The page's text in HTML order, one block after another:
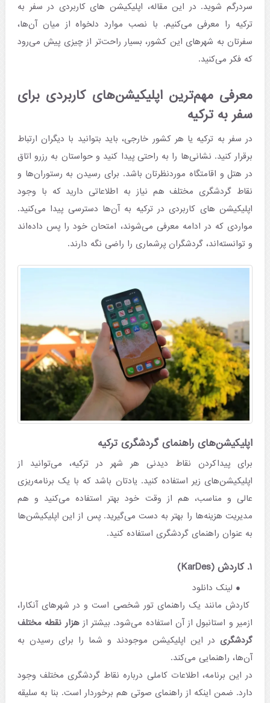
سردرگم شوید. در این مقاله، اپلیکیشن های کاربردی در سفر به
ترکیه را معرفی می‌کنیم. با نصب موارد دلخواه از میان آن‌ها،
سفرتان به شهرهای این کشور، بسیار راحت‌تر از چیزی پیش می‌رود
که فکر می‌کنید.
معرفی مهم‌ترین اپلیکیشن‌های کاربردی برای
سفر به ترکیه
در سفر به ترکیه یا هر کشور خارجی، باید بتوانید با دیگران ارتباط
برقرار کنید. نشانی‌ها را به‌ راحتی پیدا کنید و حواستان به رزرو اتاق
در هتل و اقامتگاه موردنظرتان باشد. برای رسیدن به رستوران‌ها و
نقاط گردشگری مختلف هم نیاز به اطلاعاتی دارید که با وجود
اپلیکیشن های کاربردی در ترکیه به آن‌ها دسترسی پیدا می‌کنید.
مواردی که در ادامه معرفی می‌شوند، امتحان خود را پس داده‌اند
و توانسته‌اند، گردشگران پرشماری را راضی نگه دارند.
اپلیکیشن‌های راهنمای گردشگری ترکیه
برای پیداکردن نقاط دیدنی هر شهر در ترکیه، می‌توانید از
اپلیکیشن‌های زیر استفاده کنید. یادتان باشد که با یک برنامه‌ریزی
عالی و مناسب، هم از وقت خود بهتر استفاده می‌کنید و هم
مدیریت هزینه‌ها را بهتر به دست می‌گیرید. پس از این اپلیکیشن‌ها
به عنوان راهنمای گردشگری استفاده کنید.
۱. کاردش (KarDes)
لینک دانلود
کاردش مانند یک راهنمای تور شخصی است و در شهرهای آنکارا،
ازمیر و استانبول از آن استفاده می‌شود. بیشتر ازهزار نقطه مختلف
گردشگریدر این اپلیکیشن موجودند و شما را برای رسیدن به
آن‌ها، راهنمایی می‌کند.
در این برنامه، اطلاعات کاملی درباره نقاط گردشگری مختلف وجود
دارد. ضمن اینکه از راهنمای صوتی هم برخوردار است. بنا به سلیقه